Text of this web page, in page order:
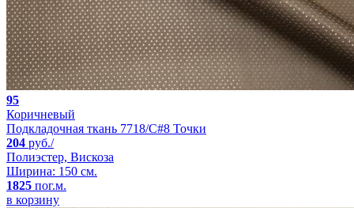
95
Коричневый
Подкладочная ткань 7718/C#8 Точки
204 руб./
Полиэстер, Вискоза
Ширина: 150 см.
1825 пог.м.
в корзину